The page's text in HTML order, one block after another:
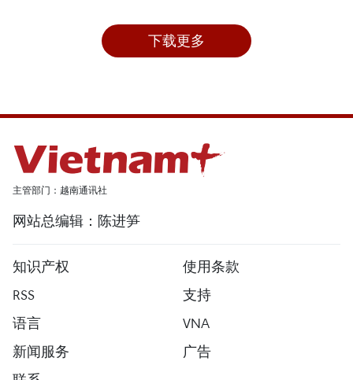
下载更多
主管部门：越南通讯社
网站总编辑：陈进笋
知识产权
使用条款
RSS
支持
语言
VNA
新闻服务
广告